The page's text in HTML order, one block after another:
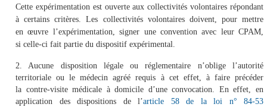
Cette expérimentation est ouverte aux collectivités volontaires répondant
à certains critères. Les collectivités volontaires doivent, pour mettre
en œuvre l’expérimentation, signer une convention avec leur CPAM,
si celle-ci fait partie du dispositif expérimental.
2. Aucune disposition légale ou réglementaire n’oblige l’autorité
territoriale ou le médecin agréé requis à cet effet, à faire précéder
la contre-visite médicale à domicile d’une convocation. En effet, en
application des dispositions de l’article 58 de la loi n° 84-53